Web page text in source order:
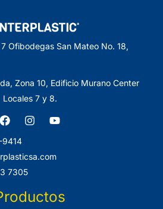
Ofibodegas San Mateo No. 18,
Zona 10, Edificio Murano Center
Locales 7 y 8.
9414
7305